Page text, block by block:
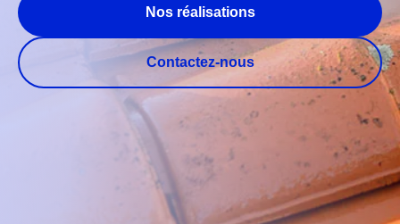
Nos réalisations
Contactez-nous